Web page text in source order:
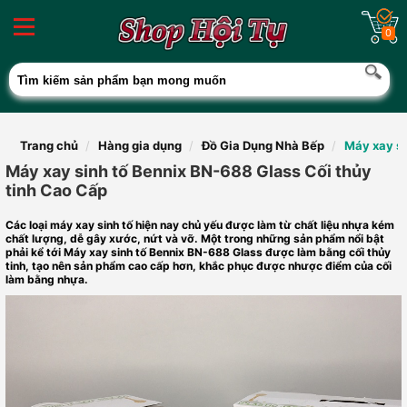
0
Trang chủ Hàng gia dụng Đồ Gia Dụng Nhà Bếp Máy xay
Máy xay sinh tố Bennix BN-688 Glass Cối thủy
tinh Cao Cấp
Các loại máy xay sinh tố hiện nay chủ yếu được làm từ chất liệu nhựa kém
chất lượng, dễ gây xước, nứt và vỡ. Một trong những sản phẩm nổi bật
phải kể tới Máy xay sinh tố Bennix BN-688 Glass được làm bằng cối thủy
tinh, tạo nên sản phẩm cao cấp hơn, khắc phục được nhược điểm của cối
làm bằng nhựa.